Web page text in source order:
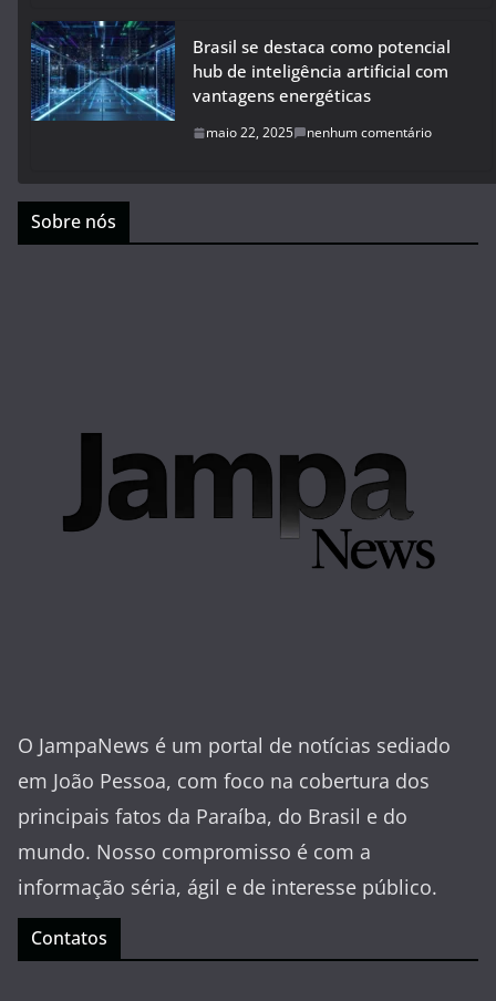
Brasil se destaca como potencial
hub de inteligência artificial com
vantagens energéticas
maio 22, 2025 nenhum comentário
Sobre nós
O JampaNews é um portal de notícias sediado
em João Pessoa, com foco na cobertura dos
principais fatos da Paraíba, do Brasil e do
mundo. Nosso compromisso é com a
informação séria, ágil e de interesse público.
Contatos